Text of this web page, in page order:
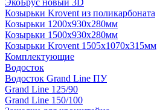
ЭкоБрус новый 3D
Козырьки Krovent из поликарбоната
Козырьки 1200х930х280мм
Козырьки 1500х930х280мм
Козырьки Krovent 1505х1070х315мм
Комплектующие
Водосток
Водосток Grand Line ПУ
Grand Line 125/90
Grand Line 150/100